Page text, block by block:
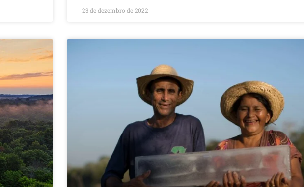
23 de dezembro de 2022